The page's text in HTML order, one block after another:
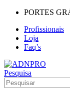
PORTES
Profissionais
Loja
Faq’s
Pesquisa